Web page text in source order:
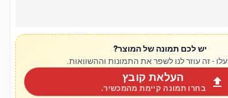
יש לכם תמונה של המוצר?
- זה עוזר לנו לשפר את התמונות וההשוואות.
upload העלאת קובץ
בחרו תמונה קיימת מהמכשיר.